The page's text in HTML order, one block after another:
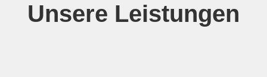
Unsere Leistungen